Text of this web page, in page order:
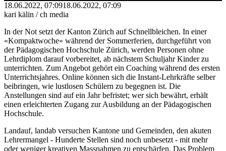
18.06.2022, 07:0918.06.2022, 07:09
kari kälin / ch media
In der Not setzt der Kanton Zürich auf Schnellbleichen. In einer
«Kompaktwoche» während der Sommerferien, durchgeführt von
der Pädagogischen Hochschule Zürich, werden Personen ohne
Lehrdiplom darauf vorbereitet, ab nächstem Schuljahr Kinder zu
unterrichten. Zum Angebot gehört ein Coaching während des ersten
Unterrichtsjahres. Online können sich die Instant-Lehrkräfte selber
beibringen, wie lustlosen Schülern zu begegnen ist. Die
Anstellungen sind auf ein Jahr befristet; wer sich bewährt, erhält
einen erleichterten Zugang zur Ausbildung an der Pädagogischen
Hochschule.
Landauf, landab versuchen Kantone und Gemeinden, den akuten
Lehrermangel - Hunderte Stellen sind noch unbesetzt - mit mehr
oder weniger kreativen Massnahmen zu entschärfen. Das Problem